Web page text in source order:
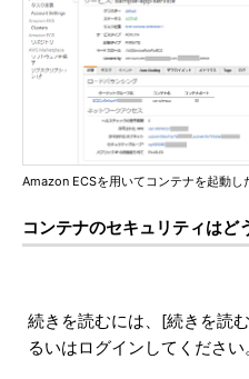
Amazon ECSを用いてコンテナを起動し
コンテナのセキュリティはど
続きを読むには、[続きを読
るいはログインしてください